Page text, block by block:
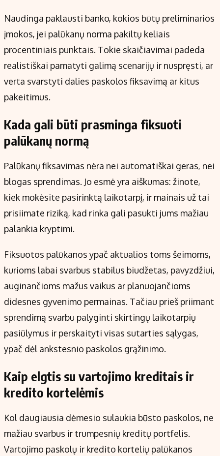
Naudinga paklausti banko, kokios būtų preliminarios
įmokos, jei palūkanų norma pakiltų keliais
procentiniais punktais. Tokie skaičiavimai padeda
realistiškai pamatyti galimą scenarijų ir nuspręsti, ar
verta svarstyti dalies paskolos fiksavimą ar kitus
pakeitimus.
Kada gali būti prasminga fiksuoti
palūkanų normą
Palūkanų fiksavimas nėra nei automatiškai geras, nei
blogas sprendimas. Jo esmė yra aiškumas: žinote,
kiek mokėsite pasirinktą laikotarpį, ir mainais už tai
prisiimate riziką, kad rinka gali pasukti jums mažiau
palankia kryptimi.
Fiksuotos palūkanos ypač aktualios toms šeimoms,
kurioms labai svarbus stabilus biudžetas, pavyzdžiui,
auginančioms mažus vaikus ar planuojančioms
didesnes gyvenimo permainas. Tačiau prieš priimant
sprendimą svarbu palyginti skirtingų laikotarpių
pasiūlymus ir perskaityti visas sutarties sąlygas,
ypač dėl ankstesnio paskolos grąžinimo.
Kaip elgtis su vartojimo kreditais ir
kredito kortelėmis
Kol daugiausia dėmesio sulaukia būsto paskolos, ne
mažiau svarbus ir trumpesnių kreditų portfelis.
Vartojimo paskolų ir kredito kortelių palūkanos